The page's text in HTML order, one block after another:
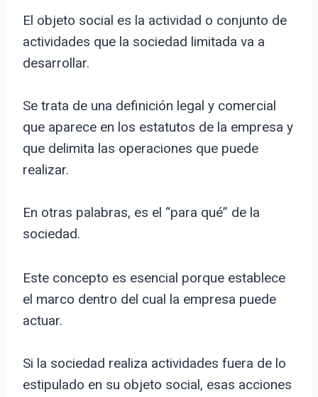
El objeto social es la actividad o conjunto de
actividades que la sociedad limitada va a
desarrollar.
Se trata de una definición legal y comercial
que aparece en los estatutos de la empresa y
que delimita las operaciones que puede
realizar.
En otras palabras, es el “para qué” de la
sociedad.
Este concepto es esencial porque establece
el marco dentro del cual la empresa puede
actuar.
Si la sociedad realiza actividades fuera de lo
estipulado en su objeto social, esas acciones